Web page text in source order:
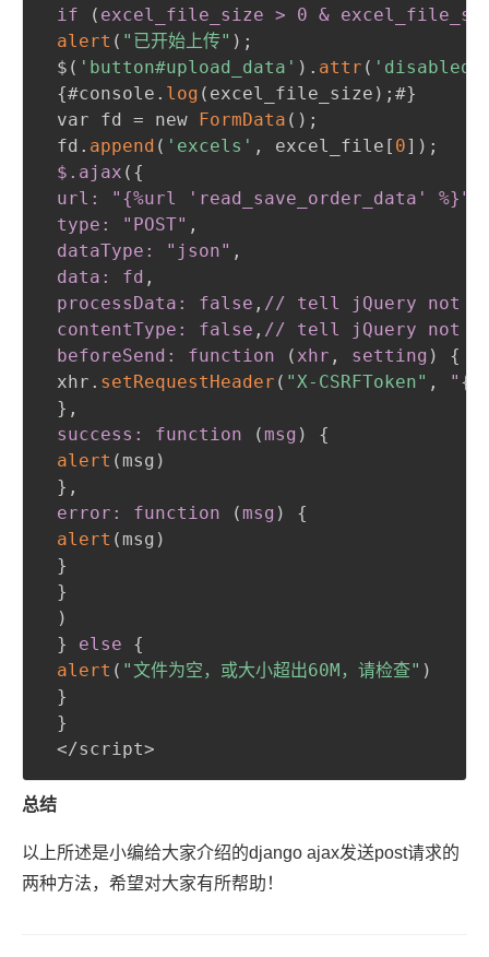
if
( excel_file_size > 0 &
alert ( "已开始上传" ) ;
$ ( 'button#upload_data' ) . attr ( 'disabled'
{#console. log ( excel_file_size ) ; #}
var fd = new FormData ( ) ;
fd. append ( 'excels' , excel_file[ 0] ) ;
$ .ajax ( {
url: "{%url 'read_save_order_data' %}"
type: "POST" ,
dataType: "json" ,
data: fd ,
processData: false , // tell jQuery not to
contentType: false , // tell jQuery not to
beforeSend: function
( xhr , setting )
{
xhr. setRequestHeader ( "X-CSRFToken" , " {
} ,
success: function
( msg )
{
alert ( msg )
} ,
error: function
( msg )
{
alert ( msg )
}
}
)
}
else
{
alert ( "文件为空，或大小超出60M，请检查" )
}
}
</script>
总结
以上所述是小编给大家介绍的django ajax发送post请求的
两种方法，希望对大家有所帮助！